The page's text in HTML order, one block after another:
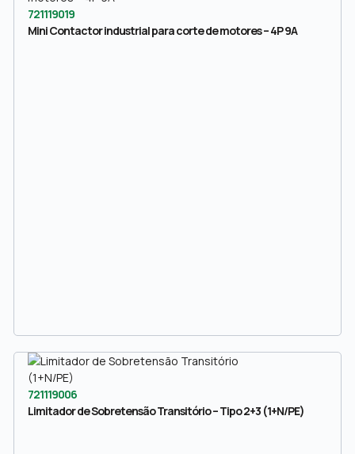
721119019
Mini Contactor industrial para corte de motores – 4P 9A
721119006
Limitador de Sobretensão Transitório – Tipo 2+3 (1+N/PE)